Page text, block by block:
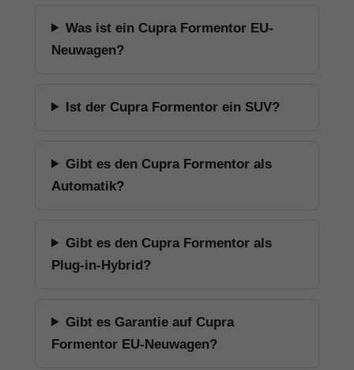
Was ist ein Cupra Formentor EU-
Neuwagen?
Ist der Cupra Formentor ein SUV?
Gibt es den Cupra Formentor als
Automatik?
Gibt es den Cupra Formentor als
Plug-in-Hybrid?
Gibt es Garantie auf Cupra
Formentor EU-Neuwagen?